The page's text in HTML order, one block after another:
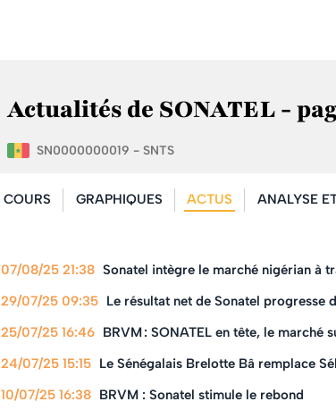
Actualités de SONATEL -
SN0000000019 - SNTS
COURS GRAPHIQUES ACTUS ANALYSE
07/08/25 21:38 Sonatel intègre le marché nigérian à
29/07/25 09:35 Le résultat net de Sonatel progresse
25/07/25 16:46 BRVM : SONATEL en tête, le marché
24/07/25 15:15 Le Sénégalais Brelotte Bâ remplace
10/07/25 16:38 BRVM : Sonatel stimule le rebond